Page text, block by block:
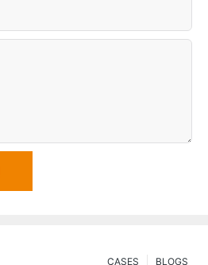
BLOGS
CASES